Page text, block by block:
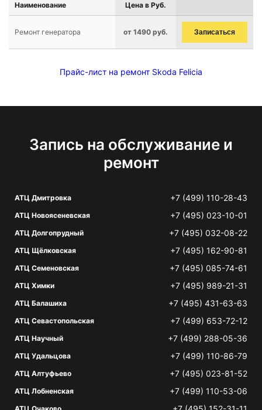
Наименование Цена в Руб.
Ремонт генератора от 1490 руб. Записаться
Прайс-лист на ремонт Skoda Felicia
Запись на обслуживание и
ремонт
АТЦ Дмитровка +7 (499) 110-28-43
АТЦ Новоясеневская +7 (495) 023-10-01
АТЦ Долгопрудный +7 (495) 032-08-22
АТЦ Щёлковская +7 (495) 162-90-81
АТЦ Семеновская +7 (495) 085-74-61
АТЦ Химки +7 (495) 989-21-31
АТЦ Балашиха +7 (495) 431-63-63
АТЦ Севастопольская +7 (499) 653-72-12
АТЦ Научный +7 (499) 288-05-36
АТЦ Удальцова +7 (499) 110-86-79
АТЦ Алтуфьево +7 (495) 023-81-52
АТЦ Лобненская +7 (499) 110-53-06